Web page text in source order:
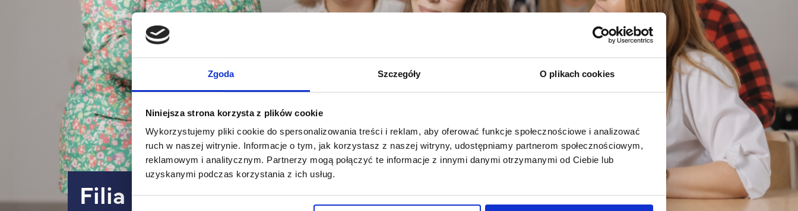
Zgoda Szczegóły O plikach cookies
Niniejsza strona korzysta z plików cookie
Wykorzystujemy pliki cookie do spersonalizowania treści i reklam, aby oferować funkcje społecznościowe i analizować
ruch w naszej witrynie. Informacje o tym, jak korzystasz z naszej witryny, udostępniamy partnerom społecznościowym,
reklamowym i analitycznym. Partnerzy mogą połączyć te informacje z innymi danymi otrzymanymi od Ciebie lub
uzyskanymi podczas korzystania z ich usług.
Filia w Jaśle - Biuro rekrutacji